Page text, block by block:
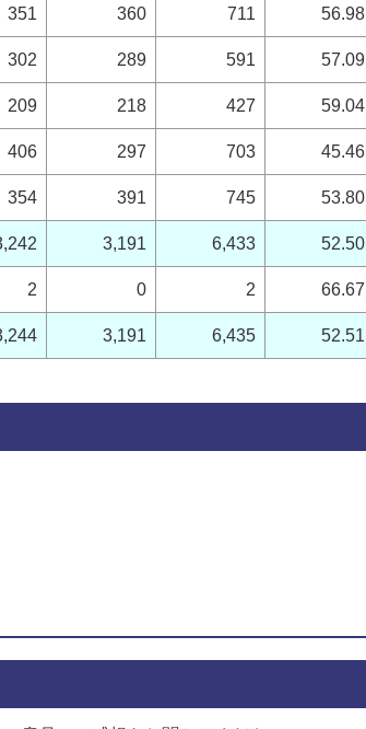
351 360 711 56.98
302 289 591 57.09
209 218 427 59.04
406 297 703 45.46
354 391 745 53.80
3,191 6,433 52.50
2 0 2 66.67
3,191 6,435 52.51